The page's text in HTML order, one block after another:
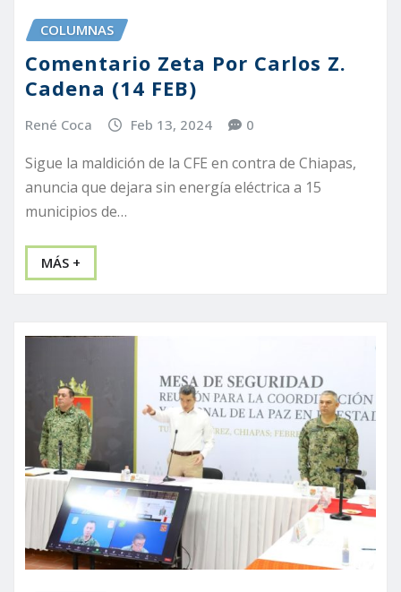
COLUMNAS
Comentario Zeta Por Carlos Z.
Cadena (14 FEB)
René Coca Feb 13, 2024 0
Sigue la maldición de la CFE en contra de Chiapas,
anuncia que dejara sin energía eléctrica a 15
municipios de…
MÁS +